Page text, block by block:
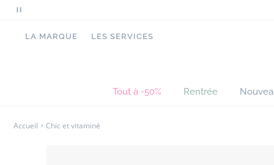
Mettre
pause
LA MARQUE LES SERVICES
Tout à -50% Rentrée
Accueil Chic et vitaminé